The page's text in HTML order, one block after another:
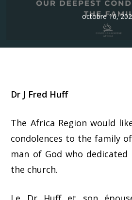
octobre 16,
Dr J Fred Huff
The Africa Region would
condolences to the family of
man of God who
the church.